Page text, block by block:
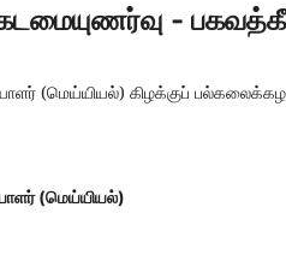
கடமையுணர்வு -
(மெய்யியல்) கிழக்குப்
(மெய்யியல்)